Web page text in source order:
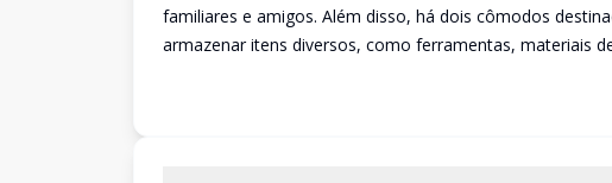
familiares e amigos. Além disso, há dois cômodos
armazenar itens diversos, como ferramentas, materiais